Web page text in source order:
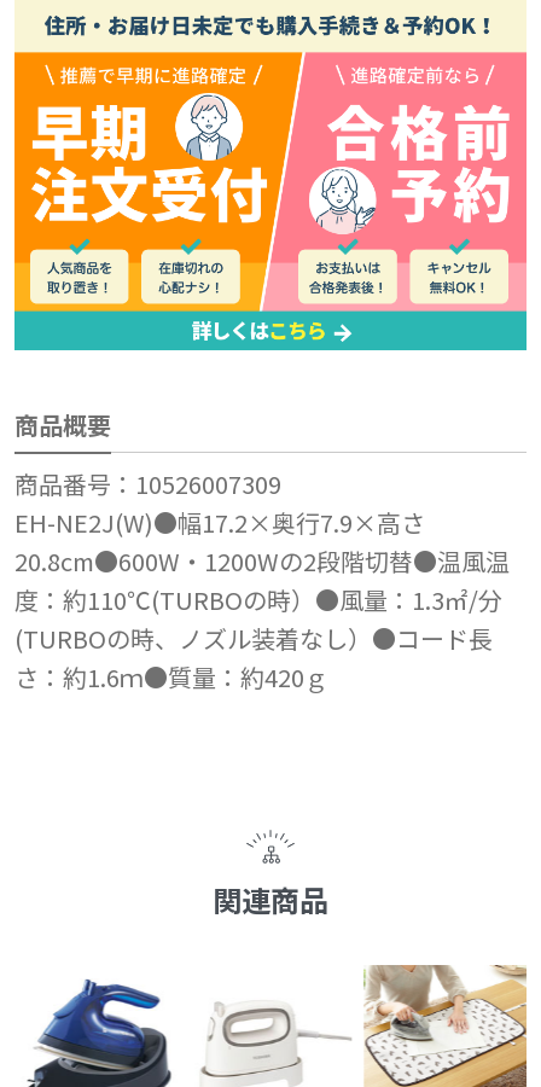
商品概要
商品番号：10526007309
EH-NE2J(W)●幅17.2×奥行7.9×高さ
20.8cm●600W・1200Wの2段階切替●温風温
度：約110℃(TURBOの時）●風量：1.3㎡/分
(TURBOの時、ノズル装着なし）●コード長
さ：約1.6ｍ●質量：約420ｇ
関連商品